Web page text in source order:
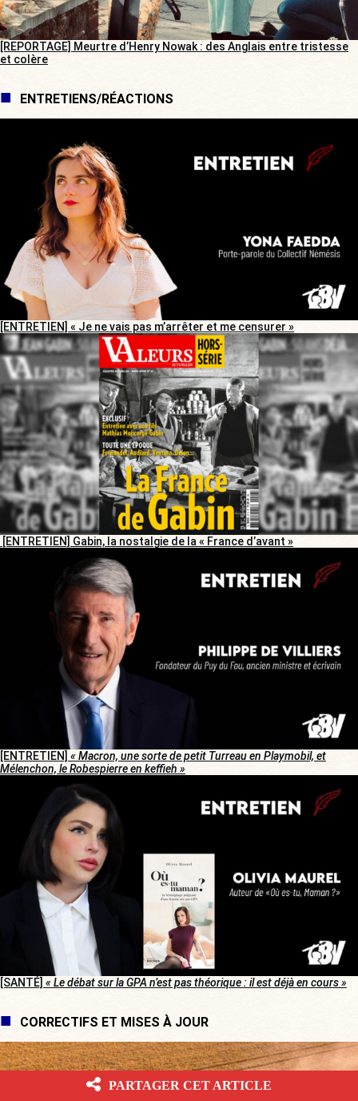
[REPORTAGE] Meurtre d’Henry Nowak : des Anglais entre tristesse
et colère
ENTRETIENS/RÉACTIONS
[ENTRETIEN] « Je ne vais pas m’arrêter et me censurer »
[ENTRETIEN] Gabin, la nostalgie de la « France d’avant »
[ENTRETIEN] « Macron, une sorte de petit Turreau en Playmobil, et
Mélenchon, le Robespierre en keffieh »
[SANTÉ] « Le débat sur la GPA n’est pas théorique : il est déjà en cours »
CORRECTIFS ET MISES À JOUR
PARTAGER CET ARTICLE